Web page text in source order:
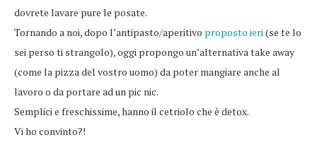
dovrete lavare pure le posate.
Tornando a noi, dopo l’antipasto/aperitivo proposto ieri (se te lo
sei perso ti strangolo), oggi propongo un’alternativa take away
(come la pizza del vostro uomo) da poter mangiare anche al
lavoro o da portare ad un pic nic.
Semplici e freschissime, hanno il cetriolo che è detox.
Vi ho convinto?!